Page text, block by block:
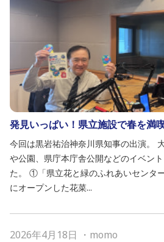
発見いっぱい！県立施設で春を満
今回は黒岩祐治神奈川県知事の出演。
や公園、県庁本庁舎公開などのイベン
た。 ①「県立花と緑のふれあいセンタ
にオープンした花菜...
2026年4月18日 ・ momo